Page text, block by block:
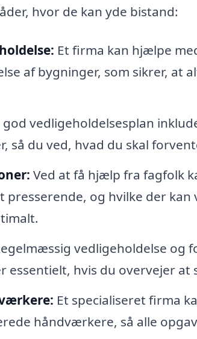
hvor de kan yde bistand:
Et firma kan hjælpe
af bygninger, som sikrer, at
god vedligeholdelsesplan
så du ved, hvad du skal
Ved at få hjælp fra fagfolk
og hvilke der kan
vedligeholdelse og
essentielt, hvis du overvejer
Et specialiseret firma
håndværkere, så alle